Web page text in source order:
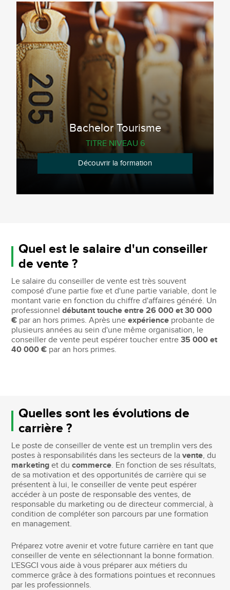
Bachelor Tourisme
TITRE NIVEAU 6
Découvrir la formation
Quel est le salaire d'un conseiller
de vente ?
Le salaire du conseiller de vente est très souvent
composé d'une partie fixe et d'une partie variable, dont le
montant varie en fonction du chiffre d'affaires généré. Un
professionneldébutant touche entre 26 000 et 30 000
€ par an hors primes. Après uneexpérience probante de
plusieurs années au sein d'une même organisation, le
conseiller de vente peut espérer toucher entre35 000 et
40 000 € par an hors primes.
Quelles sont les évolutions de
carrière ?
Le poste de conseiller de vente est un tremplin vers des
postes à responsabilités dans les secteurs de lavente, du
marketing et ducommerce. En fonction de ses résultats,
de sa motivation et des opportunités de carrière qui se
présentent à lui, le conseiller de vente peut espérer
accéder à un poste de responsable des ventes, de
responsable du marketing ou de directeur commercial, à
condition de compléter son parcours par une formation
en management.
Préparez votre avenir et votre future carrière en tant que
conseiller de vente en sélectionnant la bonne formation.
L'ESGCI vous aide à vous préparer aux métiers du
commerce grâce à des formations pointues et reconnues
par les professionnels.